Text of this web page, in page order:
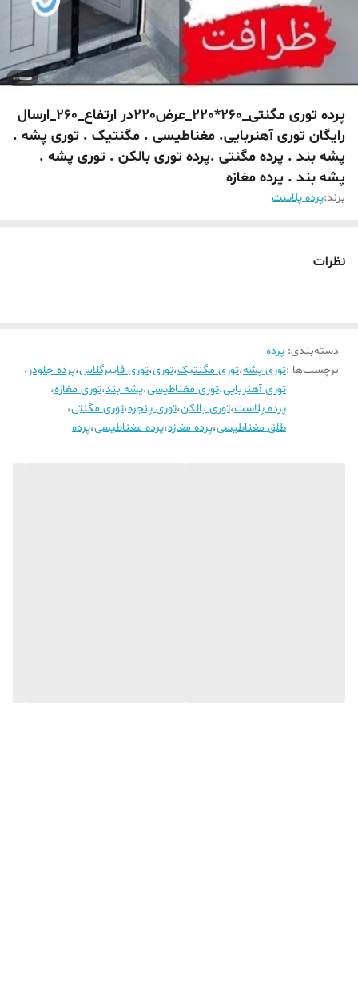
پرده توری مگنتی_260*220_عرض220در ارتفاع_260_ارسال
رایگان توری آهنربایی. مغناطیسی . مگنتیک . توری پشه .
پشه بند . پرده مگنتی .پرده توری بالکن . توری پشه .
پشه بند . پرده مغازه
برند:پرده پلاست
نظرات
دسته‌بندی: پرده
برچسب‌ها :توری پشه،توری مگنتیک،توری،توری فایبرگلاس،پرده جلودر ،
توری آهنربایی،توری مغناطیسی،پشه بند،توری مغازه،
پرده پلاست،توری بالکن،توری پنجره،توری مگنتی،
طلق مغناطیسی،پرده مغازه،پرده مغناطیسی،پرده